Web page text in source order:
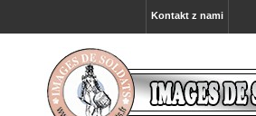
Kontakt z nami